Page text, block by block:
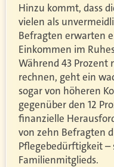
Hinzu kommt, dass
vielen als
Befragten erwarten
Einkommen im
Während 43 Prozent
rechnen, geht ein
sogar von höheren
gegenüber den 12
finanzielle
von zehn Befragten
Pflegebedürftigkeit –
Familienmitglieds.